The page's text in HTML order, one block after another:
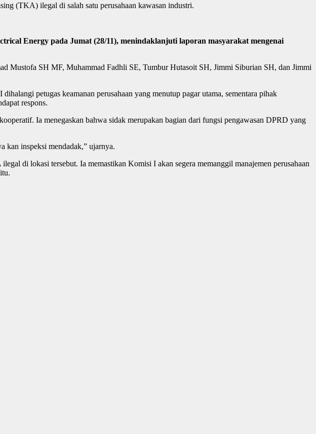
(TKA) ilegal di salah satu perusahaan kawasan industri.
Energy pada Jumat (28/11), menindaklanjuti laporan masyarakat mengenai
Mustofa SH MF, Muhammad Fadhli SE, Tumbur Hutasoit SH, Jimmi Siburian SH, dan Jimmi
petugas keamanan perusahaan yang menutup pagar utama, sementara pihak
respons.
Ia menegaskan bahwa sidak merupakan bagian dari fungsi pengawasan DPRD yang
kan inspeksi mendadak,” ujarnya.
di lokasi tersebut. Ia memastikan Komisi I akan segera memanggil manajemen perusahaan